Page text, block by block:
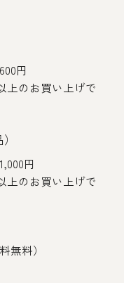
円
上のお買い上げで
円
上のお買い上げで
無料）